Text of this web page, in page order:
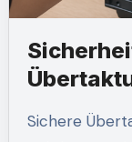
Gaming-
Sichere Übertaktung leicht gemacht: klare